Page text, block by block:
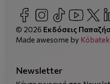
© 2026 Εκδόσεις
Made awesome by Kόbatek
Newsletter